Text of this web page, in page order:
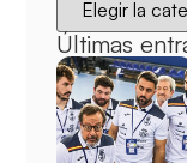
Últimas